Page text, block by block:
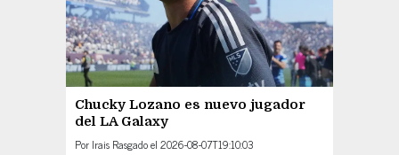
Chucky Lozano es nuevo jugador
del LA Galaxy
Por Irais Rasgadoel 2026-08-07T19:10:03